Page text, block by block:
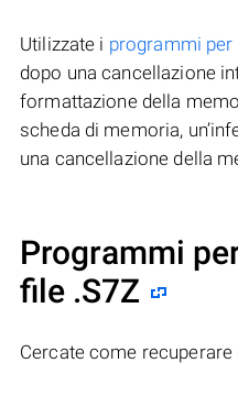
Utilizzate i programmi per
dopo una cancellazione
formattazione della
scheda di memoria,
una cancellazione della
Programmi
file .S7Z
Cercate come recuperare